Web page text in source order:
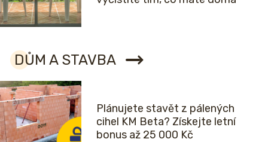
DŮM A STAVBA
Plánujete stavět z pálených
cihel KM Beta? Získejte letní
bonus až 25 000 Kč